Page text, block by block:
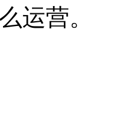
运营。